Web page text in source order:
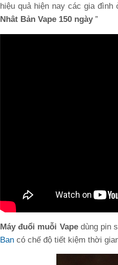
hiệu quả hiện nay các gia
Nhât Bản Vape 150 ngày”
Máy đuổi muỗi Vapedùng pin
Ban có chế độ tiết kiệm thời